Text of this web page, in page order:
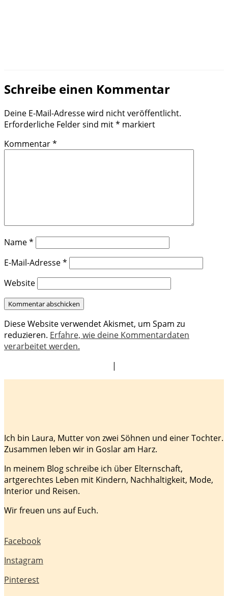
Schreibe einen Kommentar
Deine E-Mail-Adresse wird nicht veröffentlicht.
Erforderliche Felder sind mit* markiert
Kommentar*
Name*
E-Mail-Adresse*
Website
Diese Website verwendet Akismet, um Spam zu
reduzieren. Erfahre, wie deine Kommentardaten
verarbeitet werden.
|
Ich bin Laura, Mutter von zwei Söhnen und einer Tochter.
Zusammen leben wir in Goslar am Harz.
In meinem Blog schreibe ich über Elternschaft,
artgerechtes Leben mit Kindern, Nachhaltigkeit, Mode,
Interior und Reisen.
Wir freuen uns auf Euch.
Facebook
Instagram
Pinterest